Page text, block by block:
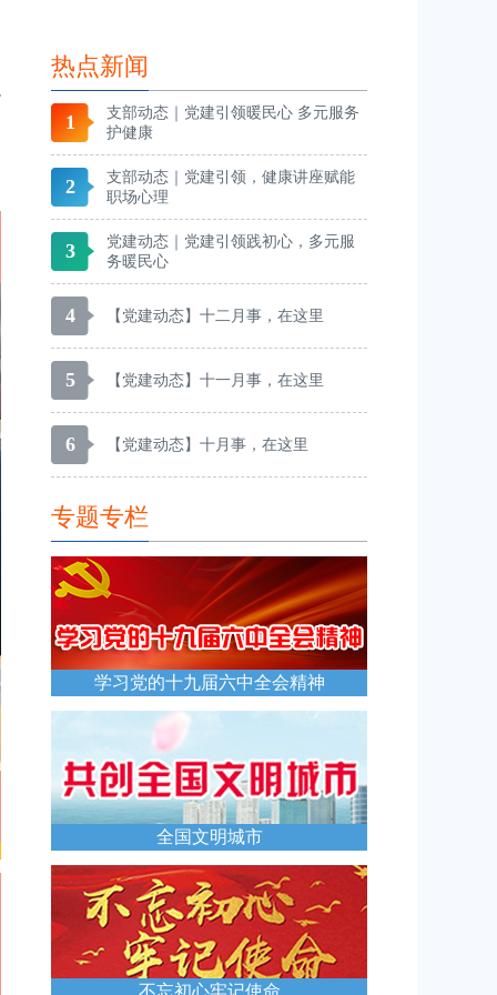
热点新闻
1
支部动态｜党建引领暖民心 多元服务
护健康
2
支部动态｜党建引领，健康讲座赋能
职场心理
3
党建动态｜党建引领践初心，多元服
务暖民心
4 【党建动态】十二月事，在这里
5 【党建动态】十一月事，在这里
6 【党建动态】十月事，在这里
专题专栏
学习党的十九届六中全会精神
全国文明城市
不忘初心牢记使命